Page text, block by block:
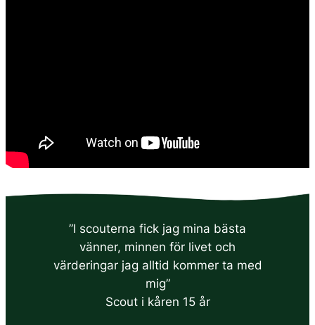
”I scouterna fick jag mina bästa
vänner, minnen för livet och
värderingar jag alltid kommer ta med
mig”
Scout i kåren 15 år